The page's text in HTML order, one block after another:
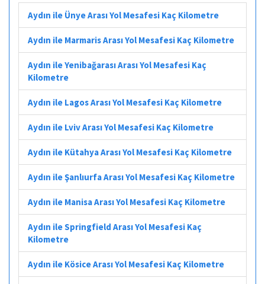
Aydın ile Ünye Arası Yol Mesafesi Kaç Kilometre
Aydın ile Marmaris Arası Yol Mesafesi Kaç Kilometre
Aydın ile Yenibağarası Arası Yol Mesafesi Kaç
Kilometre
Aydın ile Lagos Arası Yol Mesafesi Kaç Kilometre
Aydın ile Lviv Arası Yol Mesafesi Kaç Kilometre
Aydın ile Kütahya Arası Yol Mesafesi Kaç Kilometre
Aydın ile Şanlıurfa Arası Yol Mesafesi Kaç Kilometre
Aydın ile Manisa Arası Yol Mesafesi Kaç Kilometre
Aydın ile Springfield Arası Yol Mesafesi Kaç
Kilometre
Aydın ile Kösice Arası Yol Mesafesi Kaç Kilometre